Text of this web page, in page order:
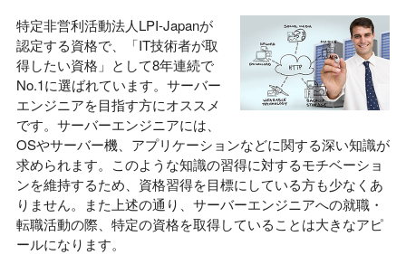
特定非営利活動法人LPI-Japanが
認定する資格で、「IT技術者が取
得したい資格」として8年連続で
No.1に選ばれています。サーバー
エンジニアを目指す方にオススメ
です。サーバーエンジニアには、
OSやサーバー機、アプリケーションなどに関する深い知識が
求められます。このような知識の習得に対するモチベーショ
ンを維持するため、資格習得を目標にしている方も少なくあ
りません。また上述の通り、サーバーエンジニアへの就職・
転職活動の際、特定の資格を取得していることは大きなアピ
ールになります。